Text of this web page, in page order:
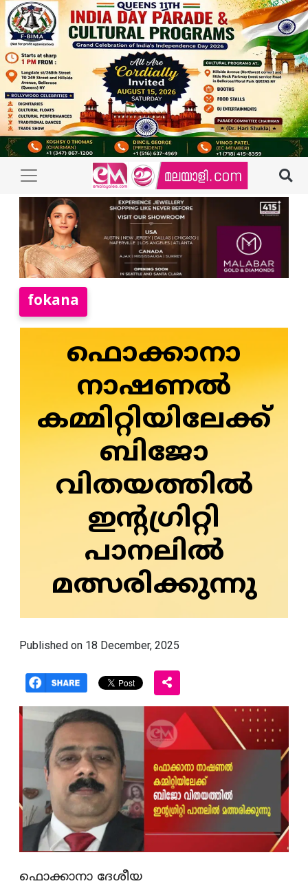
fokana
ഫൊക്കാനാ
നാഷണൽ
കമ്മിറ്റിയിലേക്ക്
ബിജോ
വിതയത്തിൽ
ഇന്റഗ്രിറ്റി
പാനലിൽ
മത്സരിക്കുന്നു
Published on 18 December, 2025
ഫൊക്കാനാ ദേശീയ